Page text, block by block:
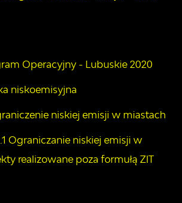
Operacyjny - Lubuskie 2020
niskoemisyjna
niskiej emisji w miastach
Ograniczanie niskiej emisji w
realizowane poza formułą ZIT